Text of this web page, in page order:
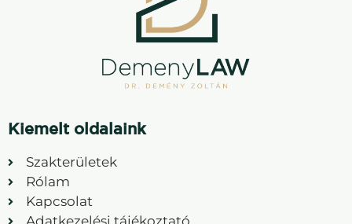
Kiemelt oldalaink
Szakterületek
Rólam
Kapcsolat